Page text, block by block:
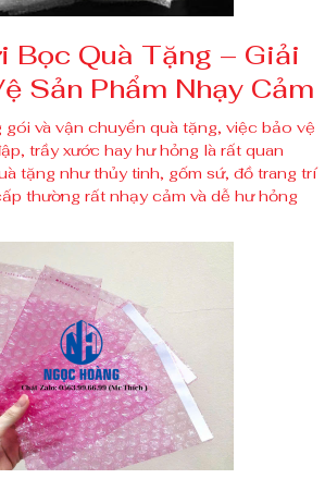
Bọc Quà Tặng – Giải
Sản Phẩm Nhạy Cảm
và vận chuyển quà tặng, việc bảo vệ
trầy xước hay hư hỏng là rất quan
tặng như thủy tinh, gốm sứ, đồ trang trí
thường rất nhạy cảm và dễ hư hỏng